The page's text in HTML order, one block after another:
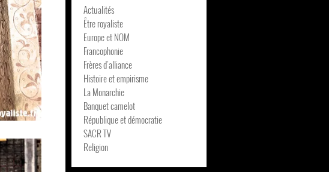
Actualités
Être royaliste
Europe et NOM
Francophonie
Frères d’alliance
Histoire et empirisme
La Monarchie
Banquet camelot
République et démocratie
SACR TV
Religion